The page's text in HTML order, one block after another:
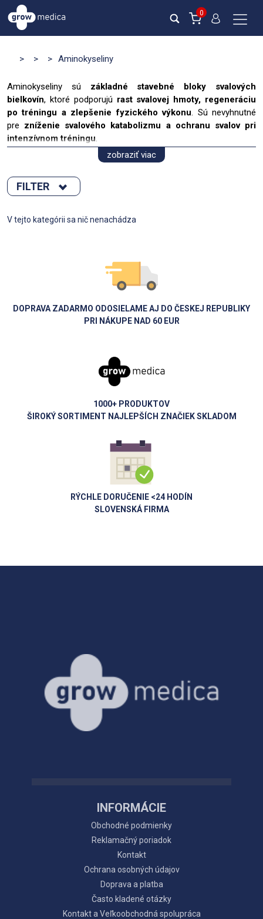
0
> > > Aminokyseliny
Aminokyseliny sú základné stavebné bloky svalových
bielkovín, ktoré podporujú rast svalovej hmoty, regeneráciu
po tréningu a zlepšenie fyzického výkonu. Sú nevyhnutné
pre zníženie svalového katabolizmu a ochranu svalov pri
intenzívnom tréningu.
Na Growmedica.sk ponúkame široký výber
BCAA (leucín, izoleucín, valín)
EAA (esenciálne aminokyseliny)
– lepšie prekrvenie svalov a zvýšenie
Komplexné aminokyseliny– kombinácia esenciálnych a
sacharidmi pre lepší efekt.
Doplňte svoj tréning o kvalitné aminokyseliny z Growmedica.sk a
zobraziť viac
FILTER
Počet na stránku :
V tejto kategórii sa nič nenachádza
DOPRAVA ZADARMO ODOSIELAME AJ DO ČESKEJ REPUBLIKY
PRI NÁKUPE NAD 60 EUR
1000+ PRODUKTOV
ŠIROKÝ SORTIMENT NAJLEPŠÍCH ZNAČIEK SKLADOM
RÝCHLE DORUČENIE <24 HODÍN
SLOVENSKÁ FIRMA
INFORMÁCIE
Obchodné podmienky
Reklamačný poriadok
Kontakt
Ochrana osobných údajov
Doprava a platba
Často kladené otázky
Kontakt a Veľkoobchodná spolupráca